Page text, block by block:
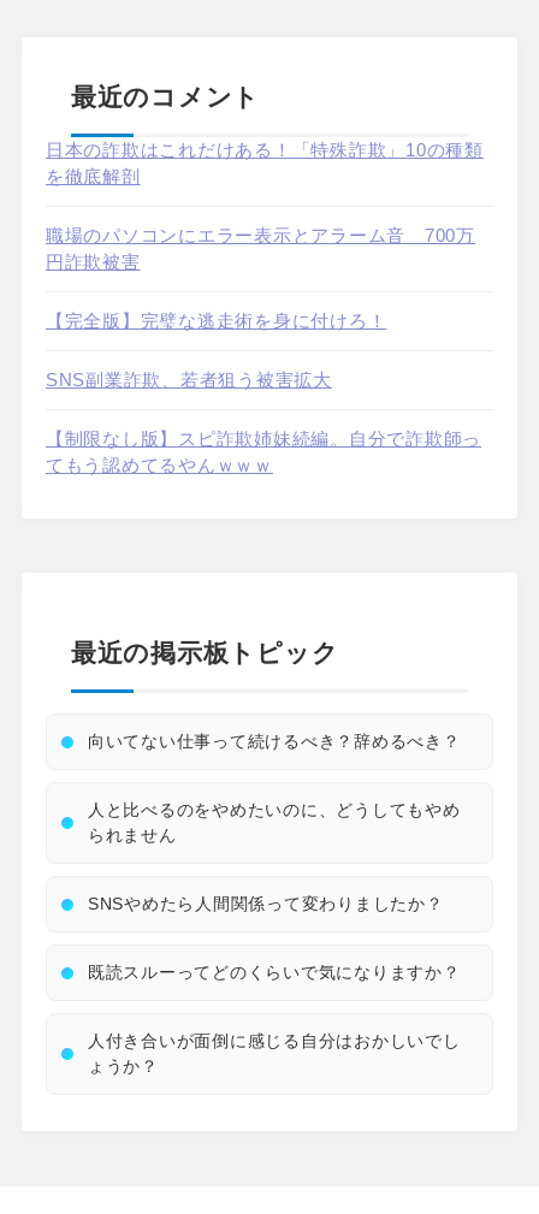
最近のコメント
日本の詐欺はこれだけある！「特殊詐欺」10の種類
を徹底解剖
職場のパソコンにエラー表示とアラーム音 700万
円詐欺被害
【完全版】完璧な逃走術を身に付けろ！
SNS副業詐欺、若者狙う被害拡大
【制限なし版】スピ詐欺姉妹続編。自分で詐欺師っ
てもう認めてるやんｗｗｗ
最近の掲示板トピック
向いてない仕事って続けるべき？辞めるべき？
人と比べるのをやめたいのに、どうしてもやめ
られません
SNSやめたら人間関係って変わりましたか？
既読スルーってどのくらいで気になりますか？
人付き合いが面倒に感じる自分はおかしいでし
ょうか？